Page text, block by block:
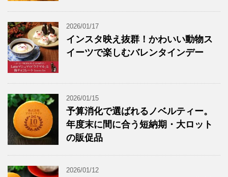
2026/01/17
インスタ映え抜群！かわいい動物ス
イーツで楽しむバレンタインデー
2026/01/15
予算消化で選ばれるノベルティー。
年度末に間に合う短納期・大ロット
の販促品
2026/01/12